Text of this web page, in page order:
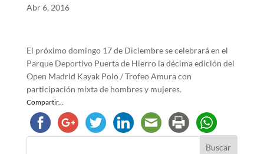
Abr 6, 2016
El próximo domingo 17 de Diciembre se celebrará en el
Parque Deportivo Puerta de Hierro la décima edición del
Open Madrid Kayak Polo / Trofeo Amura con
participación mixta de hombres y mujeres.
Compartir...